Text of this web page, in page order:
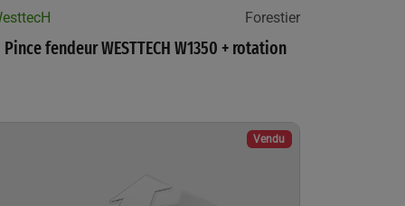
Forestier
Pince fendeur WESTTECH W1350 + rotation
Vendu